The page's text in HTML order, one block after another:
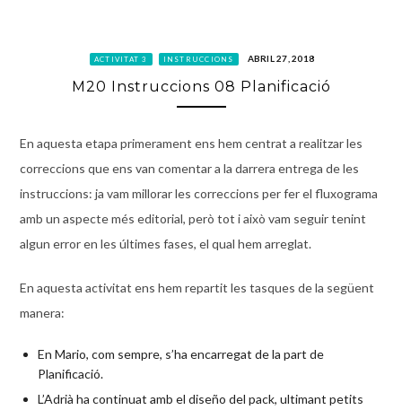
ACTIVITAT 3 INSTRUCCIONS ABRIL 27, 2018
M20 Instruccions 08 Planificació
En aquesta etapa primerament ens hem centrat a realitzar les
correccions que ens van comentar a la darrera entrega de les
instruccions: ja vam millorar les correccions per fer el fluxograma
amb un aspecte més editorial, però tot i això vam seguir tenint
algun error en les últimes fases, el qual hem arreglat.
En aquesta activitat ens hem repartit les tasques de la següent
manera:
En Mario, com sempre, s’ha encarregat de la part de
Planificació.
L’Adrià ha continuat amb el diseño del pack, ultimant petits